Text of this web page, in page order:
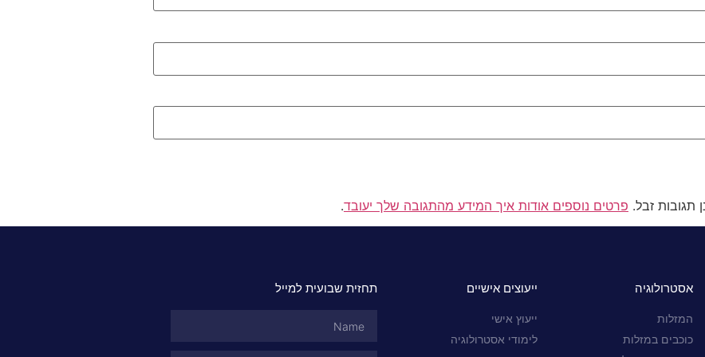
פרטים נוספים אודות איך המידע מהתגובה שלך יעובד.
אסטרולוגיה
המזלות
כוכבים במזלות
ייעוצים אישיים
ייעוץ אישי
לימודי אסטרולוגיה
תחזית שבועית למייל